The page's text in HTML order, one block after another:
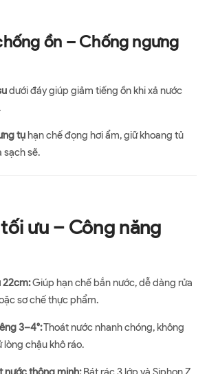
ồn – Chống ngưng
dưới đáy giúp giảm tiếng ồn khi xả nước
tụhạn chế đọng hơi ẩm, giữ khoang tủ
sạch sẽ.
ưu – Công năng
22cm:Giúp hạn chế bắn nước, dễ dàng rửa
sơ chế thực phẩm.
3–4°:Thoát nước nhanh chóng, không
lòng chậu khô ráo.